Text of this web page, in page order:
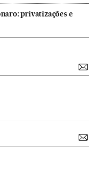
privatizações e